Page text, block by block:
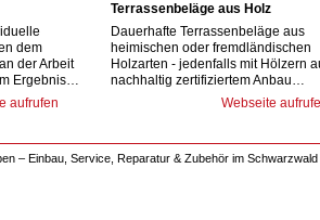
dem
der Arbeit
Ergebnis…
aufrufen
Terrassenbeläge aus Holz
Dauerhafte Terrassenbeläge aus
heimischen oder fremdländischen
Holzarten - jedenfalls mit Hölzern
nachhaltig zertifiziertem Anbau…
Webseite
– Einbau, Service, Reparatur & Zubehör im